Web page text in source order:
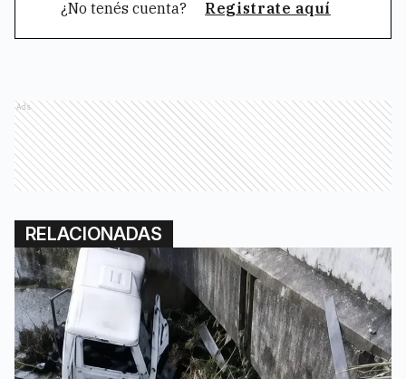
¿No tenés cuenta? Registrate aquí
Ads
RELACIONADAS